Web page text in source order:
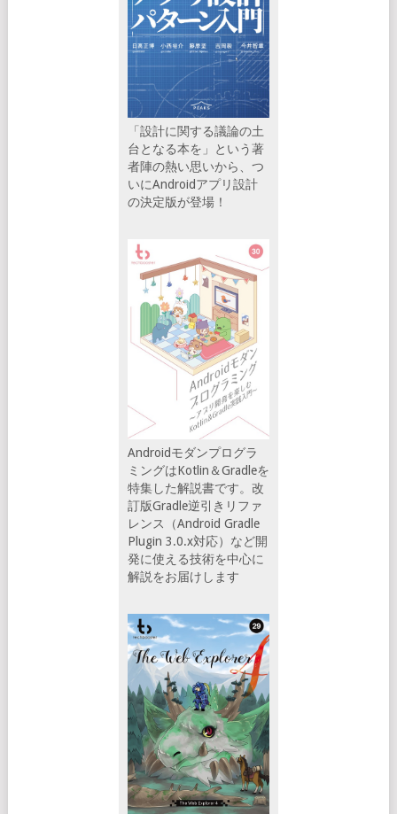
「設計に関する議論の土
台となる本を」という著
者陣の熱い思いから、つ
いにAndroidアプリ設計
の決定版が登場！
Androidモダンプログラ
ミングはKotlin＆Gradleを
特集した解説書です。改
訂版Gradle逆引きリファ
レンス（Android Gradle
Plugin 3.0.x対応）など開
発に使える技術を中心に
解説をお届けします